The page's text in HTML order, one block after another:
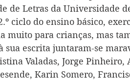
de Letras da Universidade
ciclo do ensino básico,
muito para crianças, mas
sua escrita juntaram-se
Valadas, Jorge Pinheiro,
Karin Somero,